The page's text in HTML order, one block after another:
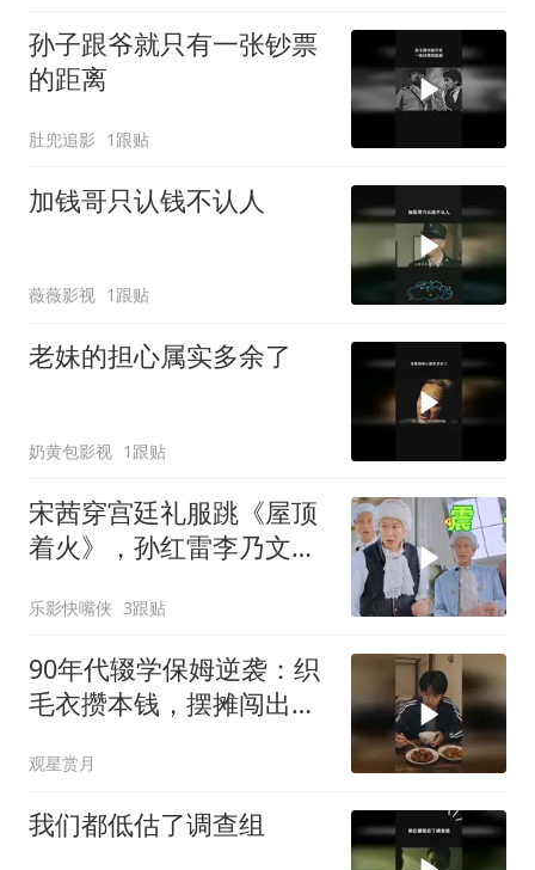
孙子跟爷就只有一张钞票
的距离
肚兜追影 1跟贴
加钱哥只认钱不认人
薇薇影视 1跟贴
老妹的担心属实多余了
奶黄包影视 1跟贴
宋茜穿宫廷礼服跳《屋顶
着火》，孙红雷李乃文当
情包全网疯传！
乐影快嘴侠 3跟贴
90年代辍学保姆逆袭：织
毛衣攒本钱，摆摊闯出致
观星赏月
我们都低估了调查组